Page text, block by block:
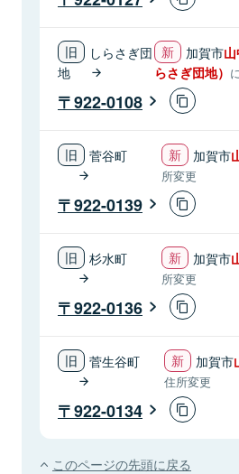
しらさぎ団
地
加賀市山
らさぎ団地）
922-0108
菅谷町 加賀市
所変更
922-0139
杉水町 加賀市
所変更
922-0136
菅生谷町 加賀市
住所変更
922-0134
このページの先頭に戻る